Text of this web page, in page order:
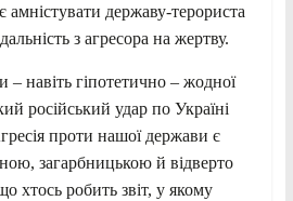
державу-терориста
з агресора на жертву.
навіть гіпотетично – жодної
російський удар по Україні
проти нашої держави є
загарбницькою й відверто
хтось робить звіт, у якому